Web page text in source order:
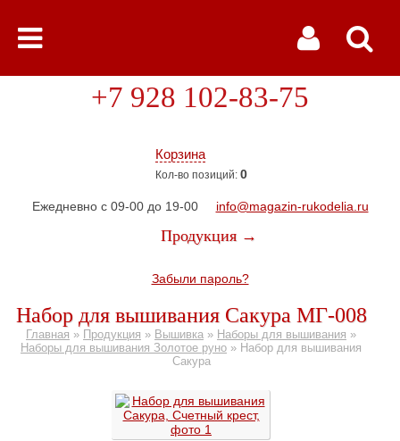
Корзина
Кол-во позиций: 0
+7 928 102-83-75
Ежедневно с 09-00 до 19-00 info@magazin-rukodelia.ru
Продукция →
Забыли пароль?
Набор для вышивания Сакура МГ-008
Главная » Продукция » Вышивка » Наборы для вышивания »
Наборы для вышивания Золотое руно » Набор для вышивания
Сакура